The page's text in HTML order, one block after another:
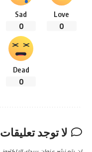
Love
0
Sad
0
Dead
0
لا توجد تعليقات